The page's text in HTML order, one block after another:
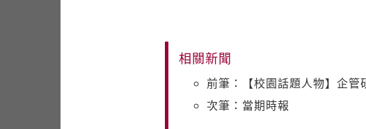
相關新聞
前筆：【校園話題人物】企
次筆：當期時報